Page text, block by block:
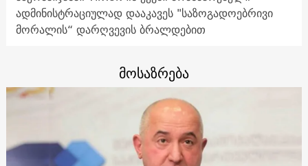
ადმინისტრაციულად დააკავეს "საზოგადოებრივი
მორალის“ დარღვევის ბრალდებით
მოსაზრება